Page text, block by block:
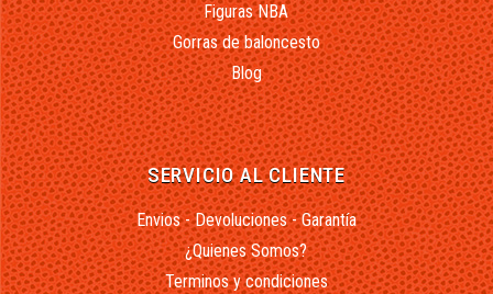
Figuras NBA
Gorras de baloncesto
Blog
SERVICIO AL CLIENTE
Envios - Devoluciones - Garantía
¿Quienes Somos?
Terminos y condiciones